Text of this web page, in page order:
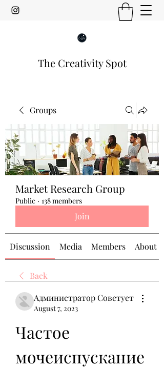
The Creativity Spot
Groups
Market Research Group
Public · 138 members
Join
Discussion Media Members About
Back
Администратор Советует
August 7, 2023
Частое
мочеиспускание